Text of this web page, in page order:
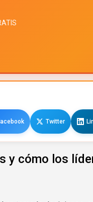
Twitter
cómo los